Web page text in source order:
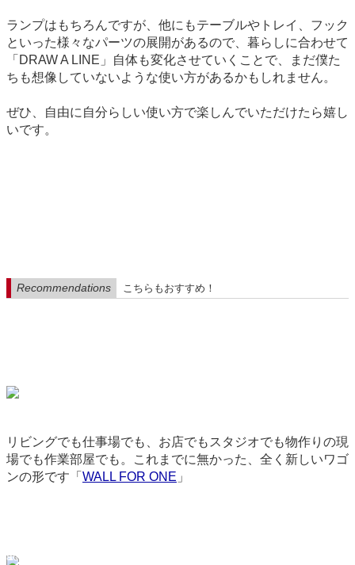
ランプはもちろんですが、他にもテーブルやトレイ、フック
といった様々なパーツの展開があるので、暮らしに合わせて
「DRAW A LINE」自体も変化させていくことで、まだ僕た
ちも想像していないような使い方があるかもしれません。
ぜひ、自由に自分らしい使い方で楽しんでいただけたら嬉し
いです。
Recommendations こちらもおすすめ！
リビングでも仕事場でも、お店でもスタジオでも物作りの現
場でも作業部屋でも。これまでに無かった、全く新しいワゴ
ンの形です「 WALL FOR ONE 」
backend-145